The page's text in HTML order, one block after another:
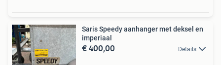
Saris Speedy aanhanger met deksel en
imperiaal
€ 400,00 Details